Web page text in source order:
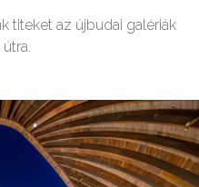
titeket az újbudai galériák